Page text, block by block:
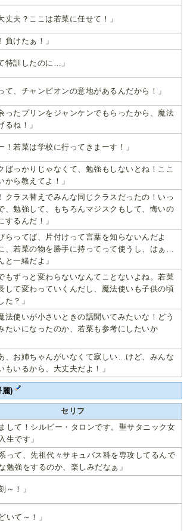
丈夫？ここは若菜に任せて！」
負けたぁ！」
特訓したのに…」
て、チャンピオンの意地があるんだから！」
ったプリンをジャンケンでもらったから、魔法
るね！」
！若菜は学校に行ってきまーす！」
ばっかりじゃなくて、勉強もしないとね！ここ
から教えてよ！」
クラス替えでみんな同じクラスだったの！いっ
、勉強して、もちろんマジスクもして、悔いの
するんだ！」
らってば、片付けって言葉を知らないんだよ
、若菜の物を勝手に持ってって使うし、はぁ…
と一緒だよ」
もずっと変わらないなんてことないよね。若菜
して変わっていくんだし、魔法使いも子供の頃
た？」
法使いが小さいときの話聞いてみたいな！どう
たいになったのか、若菜も参考にしたいか
、お姉ちゃんがいなくて寂しい…けど、みんな
もいるから、大丈夫だよ！」
麗)
セリフ
して！シルビー・タロンです。聖サタニック女
生です」
って、先祖代々サキュバス科を専攻してるんで
勉強をするのか、楽しみだなぁ」
～！」
いて～！」